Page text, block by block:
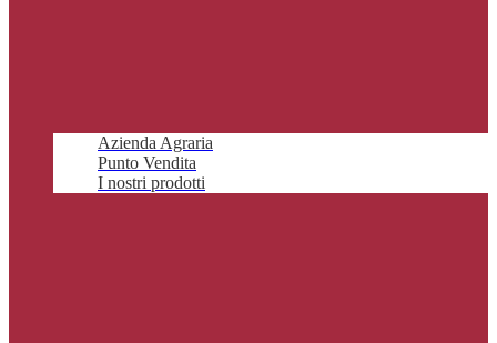
Azienda Agraria
Punto Vendita
I nostri prodotti